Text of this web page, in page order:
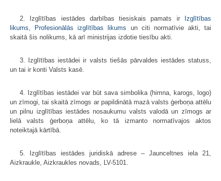
2. Izglītības iestādes darbības tiesiskais pamats ir
Izglītības
likums
Profesionālās izglītības likums un citi normatīvie akti, tai
skaitā šis nolikums, kā arī ministrijas izdotie tiesību akti.
3. Izglītības iestādei ir valsts tiešās pārvaldes iestādes statuss,
un tai ir konti Valsts kasē.
4. Izglītības iestādei var būt sava simbolika (himna, karogs, logo)
un zīmogi, tai skaitā zīmogs ar papildinātā mazā valsts ģerboņa attēlu
un pilnu izglītības iestādes nosaukumu valsts valodā un zīmogs ar
lielā valsts ģerboņa attēlu, ko tā izmanto normatīvajos aktos
noteiktajā kārtībā.
5. Izglītības iestādes juridiskā adrese – Jaunceltnes iela 21,
Aizkraukle, Aizkraukles novads, LV-5101.